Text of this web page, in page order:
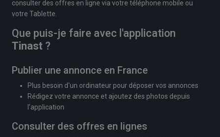
consulter des offres en ligne via votre téléphone mobile ou
votre Tablette.
Que puis-je faire avec l'application
Tinast ?
Publier une annonce en France
Plus besoin d'un ordinateur pour déposer vos annonces
Rédigez votre annonce et ajoutez des photos depuis
l'application
Consulter des offres en lignes